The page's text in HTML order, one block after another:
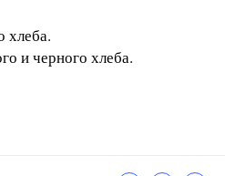
хлеба.
и черного хлеба.